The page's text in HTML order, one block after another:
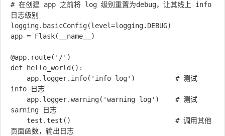
# 在创建 app 之前将 log 级别重置为debug，让其线上 info
日志级别
logging.basicConfig(level=logging.DEBUG)
app = Flask(__name__)
@app.route('/')
def hello_world():
info 日志
sarning 日志
页面函数，输出日志